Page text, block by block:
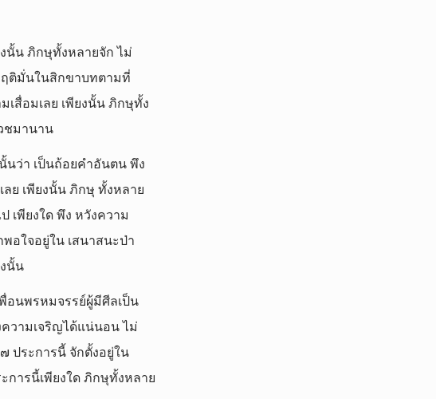
นั้น ภิกษุทั้งหลายจัก ไม่
ติมั่นในสิกขาบทตามที่
สื่อมเลย เพียงนั้น ภิกษุทั้ง
ชมานาน
ว่า เป็นถ้อยคำอันตน พึง
ลย เพียงนั้น ภิกษุ ทั้งหลาย
เพียงใด พึง หวังความ
อใจอยู่ใน เสนาสนะป่า
นั้น
อนพรหมจรรย์ผู้มีศีลเป็น
วามเจริญได้แน่นอน ไม่
ประการนี้ จักตั้งอยู่ใน
ารนี้เพียงใด ภิกษุทั้งหลาย